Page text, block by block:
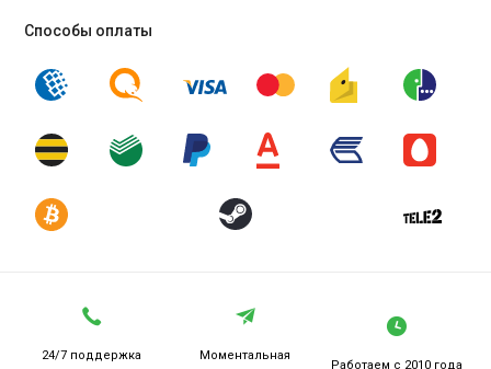
Способы оплаты
24/7 поддержка
Моментальная
Работаем с 2010 года